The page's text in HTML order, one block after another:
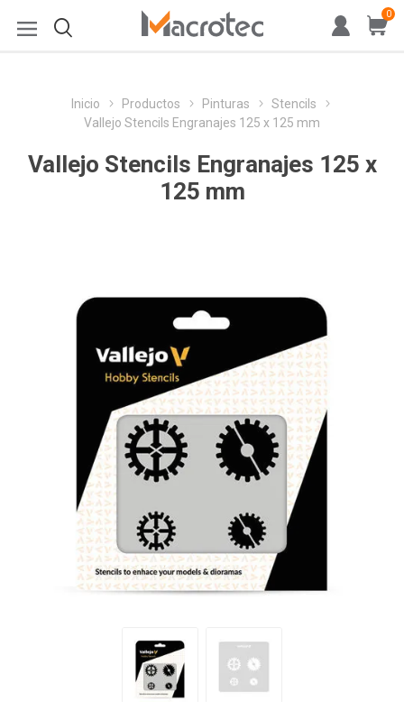
0
Inicio Productos Pinturas
Stencils
Vallejo Stencils Engranajes 125 x 125 mm
Vallejo Stencils Engranajes 125 x
125 mm